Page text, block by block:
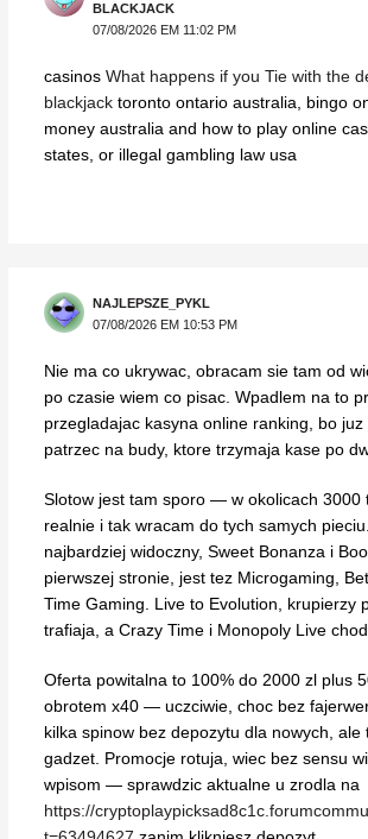
BLACKJACK
07/08/2026 EM 11:02 PM
casinos What happens if you Tie with the
blackjacktoronto ontario australia, bingo
money australia and how to play online
states, or illegal gambling law usa
NAJLEPSZE_PYKL
07/08/2026 EM 10:53 PM
Nie ma co ukrywac, obracam sie tam od
po czasie wiem co pisac. Wpadlem na to
przegladajac kasyna online ranking, bo juz
patrzec na budy, ktore trzymaja kase po
Slotow jest tam sporo — w okolicach 3000
realnie i tak wracam do tych samych
najbardziej widoczny, Sweet Bonanza i
pierwszej stronie, jest tez Microgaming,
Time Gaming. Live to Evolution, krupierzy
trafiaja, a Crazy Time i Monopoly Live
Oferta powitalna to 100% do 2000 zl plus
obrotem x40 — uczciwie, choc bez
kilka spinow bez depozytu dla nowych, ale
gadzet. Promocje rotuja, wiec bez sensu
wpisom — sprawdzic aktualne u zrodla na
https://